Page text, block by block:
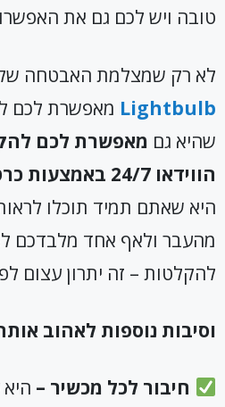
טובה ויש לכם גם את
לא רק שמצלמת האבטחה
Lightbulb מאפשרת לכם
שהיא גם מאפשרת לכם
הווידאו 24/7 באמצעות כרטיס זיכרון
היא שאתם תמיד תוכלו
מהעבר ולאף אחד מלבדכם
להקלטות – זה יתרון עצום
וסיבות נוספות לאהוב
חיבור לכל מכשיר –